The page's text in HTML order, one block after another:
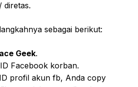
diretas.
sebagai berikut:
Geek.
Facebook korban.
profil akun fb, Anda copy